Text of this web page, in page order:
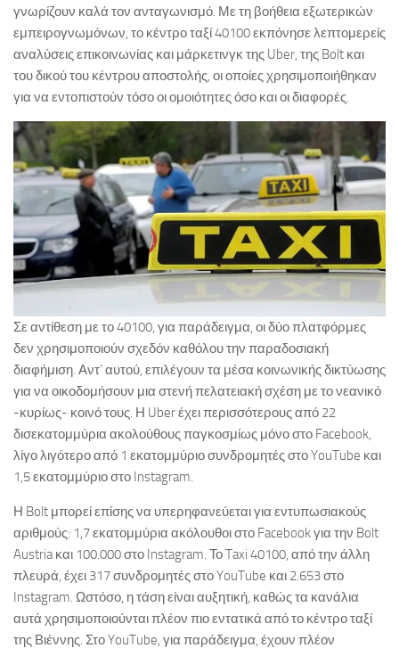
γνωρίζουν καλά τον ανταγωνισμό. Με τη βοήθεια εξωτερικών
εμπειρογνωμόνων, το κέντρο ταξί 40100 εκπόνησε λεπτομερείς
αναλύσεις επικοινωνίας και μάρκετινγκ της Uber, της Bolt και
του δικού του κέντρου αποστολής, οι οποίες χρησιμοποιήθηκαν
για να εντοπιστούν τόσο οι ομοιότητες όσο και οι διαφορές.
Σε αντίθεση με το 40100, για παράδειγμα, οι δύο πλατφόρμες
δεν χρησιμοποιούν σχεδόν καθόλου την παραδοσιακή
διαφήμιση. Αντ’ αυτού, επιλέγουν τα μέσα κοινωνικής δικτύωσης
για να οικοδομήσουν μια στενή πελατειακή σχέση με το νεανικό
-κυρίως- κοινό τους. Η Uber έχει περισσότερους από 22
δισεκατομμύρια ακολούθους παγκοσμίως μόνο στο Facebook,
λίγο λιγότερο από 1 εκατομμύριο συνδρομητές στο YouTube και
1,5 εκατομμύριο στο Instagram.
Η Bolt μπορεί επίσης να υπερηφανεύεται για εντυπωσιακούς
αριθμούς: 1,7 εκατομμύρια ακόλουθοι στο Facebook για την Bolt
Austria και 100.000 στο Instagram. Το Taxi 40100, από την άλλη
πλευρά, έχει 317 συνδρομητές στο YouTube και 2.653 στο
Instagram. Ωστόσο, η τάση είναι αυξητική, καθώς τα κανάλια
αυτά χρησιμοποιούνται πλέον πιο εντατικά από το κέντρο ταξί
της Βιέννης. Στο YouTube, για παράδειγμα, έχουν πλέον